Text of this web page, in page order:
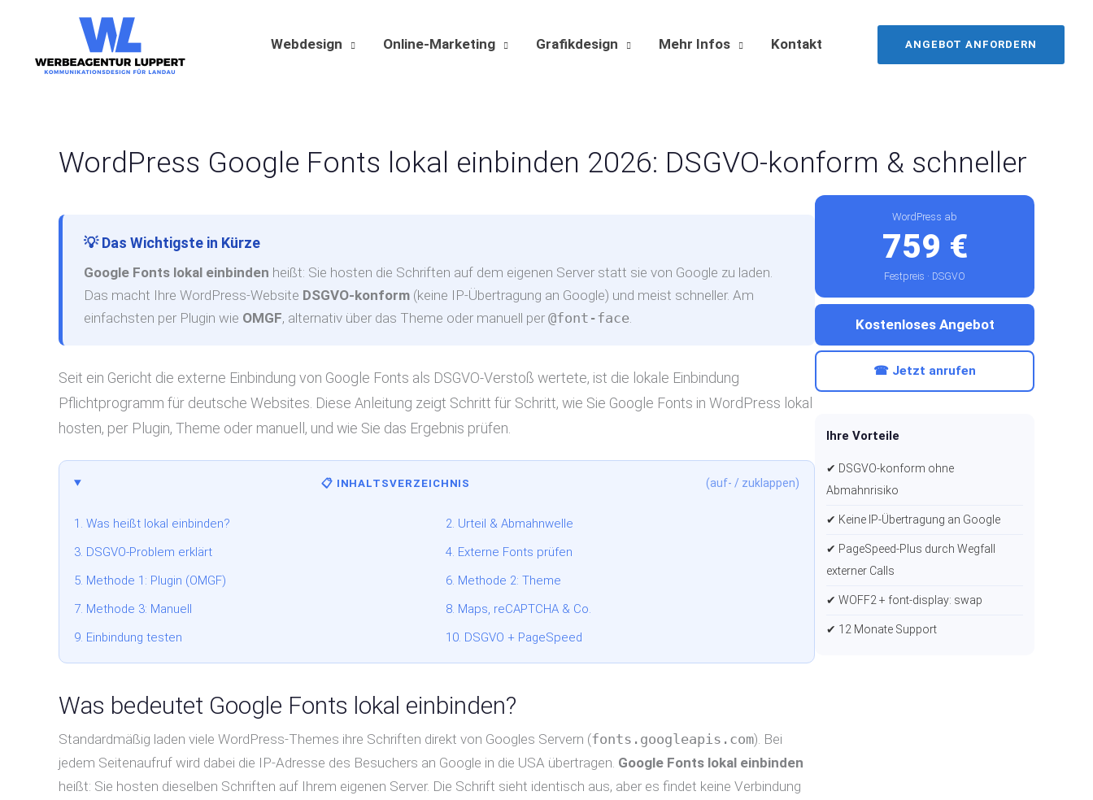
springen
Webdesign Online-Marketing Grafikdesign Mehr Infos Kontakt ANGEBOT ANFORDERN
WordPress Google Fonts lokal einbinden 2026: DSGVO-konform & schneller
💡 Das Wichtigste in Kürze
Google Fonts lokal einbinden heißt: Sie hosten die Schriften auf dem eigenen Server statt sie von Google zu laden.
Das macht Ihre WordPress-Website DSGVO-konform (keine IP-Übertragung an Google) und meist schneller. Am
einfachsten per Plugin wie OMGF, alternativ über das Theme oder manuell per @font-face
Seit ein Gericht die externe Einbindung von Google Fonts als DSGVO-Verstoß wertete, ist die lokale Einbindung
Pflichtprogramm für deutsche Websites. Diese Anleitung zeigt Schritt für Schritt, wie Sie Google Fonts in WordPress lokal
hosten, per Plugin, Theme oder manuell, und wie Sie das Ergebnis prüfen.
📋 INHALTSVERZEICHNIS (auf- / zuklappen)
1. Was heißt lokal einbinden?
2. Urteil & Abmahnwelle
3. DSGVO-Problem erklärt
4. Externe Fonts prüfen
5. Methode 1: Plugin (OMGF)
6. Methode 2: Theme
7. Methode 3: Manuell
8. Maps, reCAPTCHA & Co.
9. Einbindung testen
10. DSGVO + PageSpeed
Was bedeutet Google Fonts lokal einbinden?
Standardmäßig laden viele WordPress-Themes ihre Schriften direkt von Googles Servern (fonts.googleapis.com). Bei
jedem Seitenaufruf wird dabei die IP-Adresse des Besuchers an Google in die USA übertragen. Google Fonts lokal einbinden
heißt: Sie hosten dieselben Schriften auf Ihrem eigenen Server. Die Schrift sieht identisch aus, aber es findet keine Verbindung
WordPress ab
759 €
Festpreis · DSGVO
Kostenloses Angebot
☎ Jetzt anrufen
Ihre Vorteile
✔ DSGVO-konform ohne
Abmahnrisiko
✔ Keine IP-Übertragung an Google
✔ PageSpeed-Plus durch Wegfall
externer Calls
✔ WOFF2 + font-display: swap
✔ 12 Monate Support